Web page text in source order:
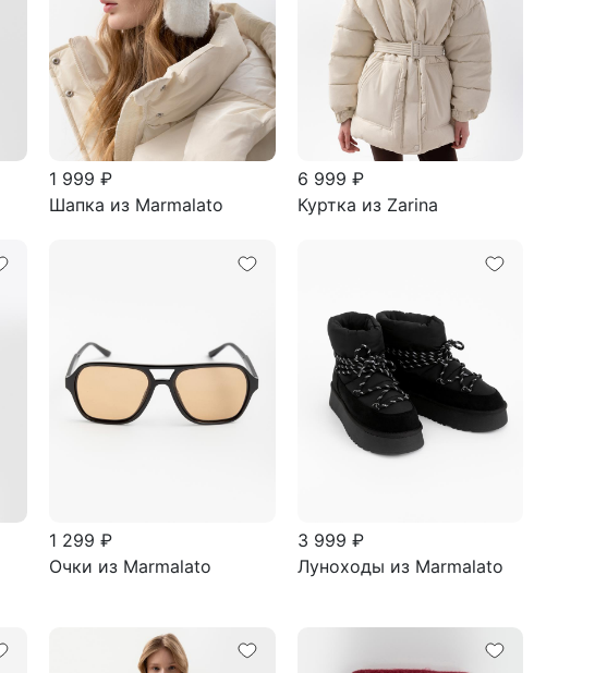
1 999 ₽
Шапка из Marmalato
6 999 ₽
Куртка из Zarina
1 299 ₽
Очки из Marmalato
3 999 ₽
Луноходы из Marmalato